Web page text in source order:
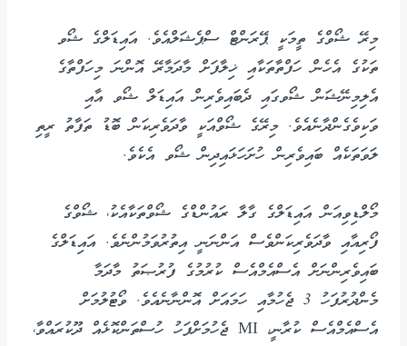
މިރޭ ޝޯވްގެ ތީމަކީ ޕޭރަންޓް ސްޕެޝަލްއެވެ. އައިޑަލްގެ ޝޯވ
ތަކުގެ އެހެން ހަފްތާތަކާއި ޚިލާފަށް މާދަމާރޭ އޮންނަ މިހަފްތާގެ
އެލިމިނޭޝަން ޝޯވގައި ދެބައިވެރިން އައިޑަލް ޝޯވ އާއި
ވަކިވެގެންދާނެއެވެ. މިރޭގެ ޝޯވްއަކީ ވާދަވެރިކަން ބޮޑު ތަފާތު ރީތި
ލަވަތަކެއް ބައިވެރިން ހުށަހަޅައިދިން ޝޯވ އެކެވެ.
މޯލްޑިވިއަން އައިޑަލްގެ ގާލާ ރައުންޑްގެ ޝޯވްތަކާއެކު، ޝޯވްގެ
ފޯރިއާއި ވާދަވެރިކަންވެސް އަންނަނީ އިތުރުވަމުންނެވެ. އައިޑަލްގެ
ބައިވެރިންނަށް އެސްއެމްއެސް ކުރުމުގެ ފުރުޞަތު މާދަމާ
މެންދުރުފަހު 3 ޖެހުމާއި ހަމައަށް އޮންނާނެއެވެ. ވޯޓުލުމަށް
އެސްއެމްއެސް ކުރާނީ، MI ޖެހުމަށްފަހު ހުސްތަންކޮޅެއް ދޫކުރައްވާ،